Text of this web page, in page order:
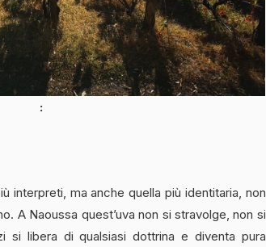
interpreti, ma anche quella più identitaria, non
A Naoussa quest’uva non si stravolge, non si
si libera di qualsiasi dottrina e diventa pura